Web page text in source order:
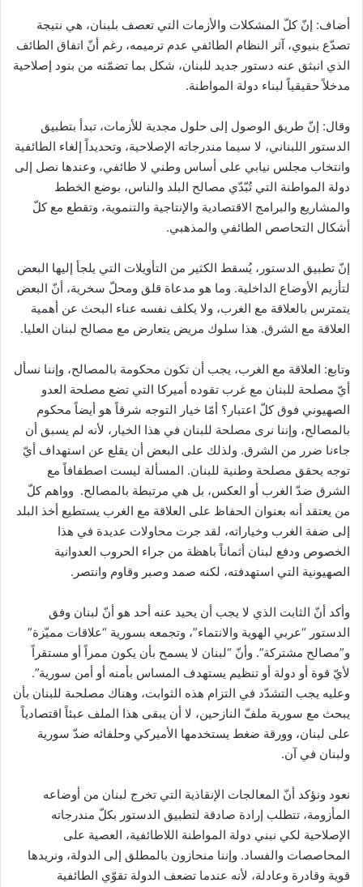
أضاف: إنّ كلّ المشكلات والأزمات التي تعصف بلبنان، هي نتيجة
تصدّع بنيوي، آثر النظام الطائفي عدم ترميمه، رغم أنّ اتفاق الطائف
الذي انبثق عنه دستور جديد للبنان، شكل بما تضمّنه من بنود إصلاحية
مدخلاً حقيقياً لبناء دولة المواطنة.
وقال: إنّ طريق الوصول إلى حلول مجدية للأزمات، تبدأ بتطبيق
الدستور اللبناني، لا سيما مندرجاته الإصلاحية، وتحديداً إلغاء الطائفية
وانتخاب مجلس نيابي على أساس وطني لا طائفي، وعندها نصل إلى
دولة المواطنة التي تُبّدّي مصالح البلد والناس، بوضع الخطط
والمشاريع والبرامج الاقتصادية والإنتاجية والتنموية، وتقطع مع كلّ
أشكال التحاصص الطائفي والمذهبي.
إنّ تطبيق الدستور، يُسقط الكثير من التأويلات التي يلجأ إليها البعض
لتأزيم الأوضاع الداخلية. وما هو مدعاة قلق ومحلّ سخرية، أنّ البعض
يتمترس بالعلاقة مع الغرب، ولا يكلف نفسه عناء البحث عن أهمية
العلاقة مع الشرق. هذا سلوك مريض يتعارض مع مصالح لبنان العليا.
وتابع: العلاقة مع الغرب، يجب أن تكون محكومة بالمصالح، وإننا نسأل
أيّ مصلحة للبنان مع غرب تقوده أميركا التي تضع مصلحة العدو
الصهيوني فوق كلّ اعتبار؟ أمّا خيار التوجه شرقاً هو أيضاً محكوم
بالمصالح، وإننا نرى مصلحة للبنان في هذا الخيار، لأنه لم يسبق أن
جاءنا ضرر من الشرق. ولذلك على البعض أن يقلع عن استهداف أيّ
توجه يحقق مصلحة وطنية للبنان. المسألة ليست اصطفافاً مع
الشرق ضدّ الغرب أو العكس، بل هي مرتبطة بالمصالح. وواهم كلّ
من يعتقد أنه بعنوان الحفاظ على العلاقة مع الغرب يستطيع أخذ البلد
إلى ضفة الغرب وخياراته، لقد جرت محاولات عديدة في هذا
الخصوص ودفع لبنان أثماناً باهظة من جراء الحروب العدوانية
الصهيونية التي استهدفته، لكنه صمد وصبر وقاوم وانتصر.
وأكد أنّ الثابت الذي لا يجب أن يحيد عنه أحد هو أنّ لبنان وفق
الدستور “عربي الهوية والانتماء”، وتجمعه بسورية “علاقات مميّزة”
و”مصالح مشتركة”. وأنّ “لبنان لا يسمح بأن يكون ممراً أو مستقراً
لأيّ قوة أو دولة أو تنظيم يستهدف المساس بأمنه أو أمن سورية”.
وعليه يجب التشدّد في التزام هذه الثوابت، وهناك مصلحىة للبنان بأن
يبحث مع سورية ملفّ النازحين، لا أن يبقى هذا الملف عبئاً اقتصادياً
على لبنان، وورقة ضغط يستخدمها الأميركي وحلفائه ضدّ سورية
ولبنان في آن.
نعود ونؤكد أنّ المعالجات الإنقاذية التي تخرج لبنان من أوضاعه
المأزومة، تتطلب إرادة صادقة لتطبيق الدستور بكلّ مندرجاته
الإصلاحية لكي نبني دولة المواطنة اللاطائفية، العصية على
المحاصصات والفساد. وإننا منحازون بالمطلق إلى الدولة، ونريدها
قوية وقادرة وعادلة، لأنه عندما تضعف الدولة تقوّي الطائفية